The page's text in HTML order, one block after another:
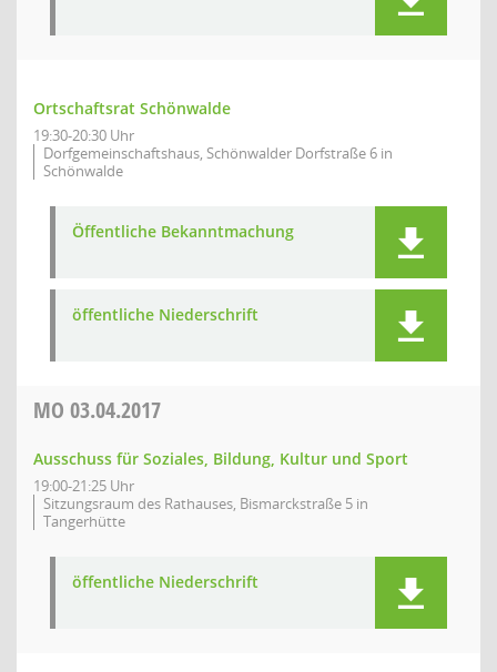
Ortschaftsrat Schönwalde
19:30-20:30 Uhr
Dorfgemeinschaftshaus, Schönwalder Dorfstraße 6 in
Schönwalde
Öffentliche Bekanntmachung
öffentliche Niederschrift
MO 03.04.2017
Ausschuss für Soziales, Bildung, Kultur und Sport
19:00-21:25 Uhr
Sitzungsraum des Rathauses, Bismarckstraße 5 in
Tangerhütte
öffentliche Niederschrift